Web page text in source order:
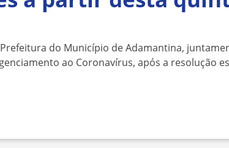
do Município de Adamantina,
ao Coronavírus, após a resolução